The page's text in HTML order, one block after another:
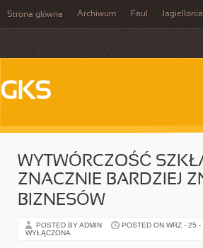
Strona główna Archiwum Faul Jagiellonia
GKS
WYTWÓRCZOŚĆ
ZNACZNIE BARDZIEJ
BIZNESÓW
POSTED BY ADMIN POSTED ON WRZ - 25 -
WYŁĄCZONA